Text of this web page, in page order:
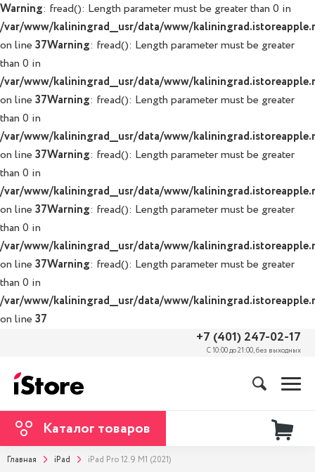
Warning: fread(): Length parameter must be greater than 0 in
/var/www/kaliningrad__usr/data/www/
on line 37Warning: fread(): Length parameter must be greater
than 0 in
/var/www/kaliningrad__usr/data/www/
on line 37Warning: fread(): Length parameter must be greater
than 0 in
/var/www/kaliningrad__usr/data/www/
on line 37Warning: fread(): Length parameter must be greater
than 0 in
/var/www/kaliningrad__usr/data/www/
on line 37Warning: fread(): Length parameter must be greater
than 0 in
/var/www/kaliningrad__usr/data/www/
on line 37Warning: fread(): Length parameter must be greater
than 0 in
/var/www/kaliningrad__usr/data/www/
on line 37
+7 (401) 247-02-17
С 10:00 до 21:00, без выходных
Каталог товаров
Главная iPad iPad Pro 12.9 M1 (2021)